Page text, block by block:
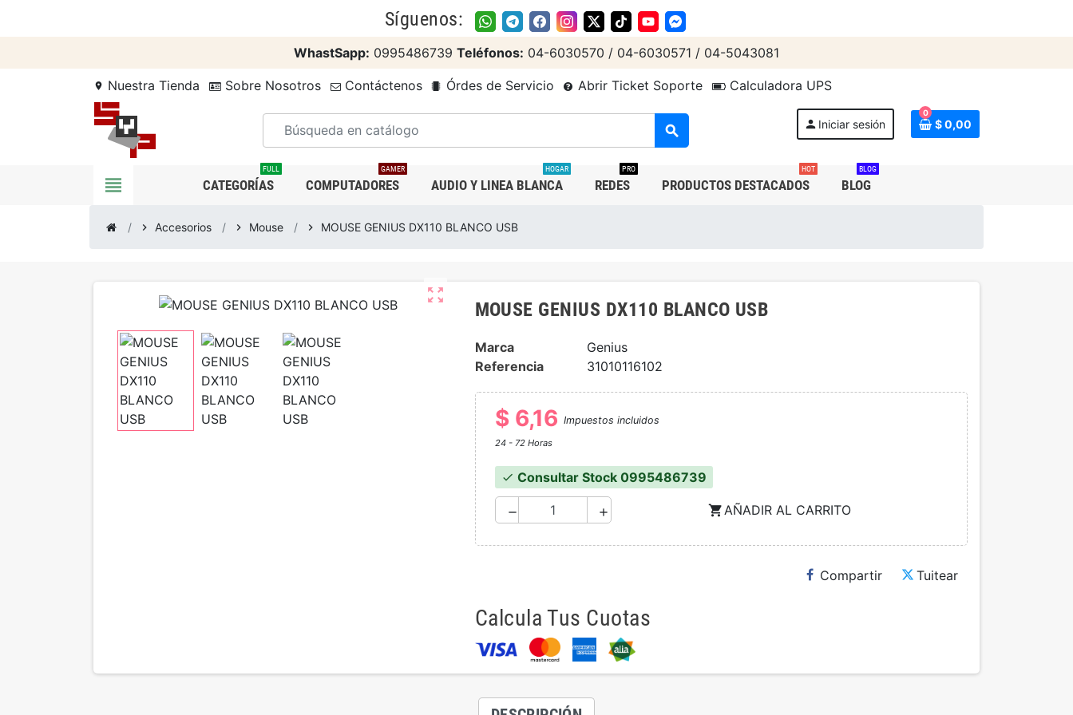
Síguenos:
WhastSapp: 0995486739 Teléfonos: 04-6030570 / 04-6030571 / 04-5043081
location_on Nuestra Tienda Sobre Nosotros Contáctenos Órdes de Servicio Abrir Ticket Soporte Calculadora UPS
search person Iniciar sesión
0
$ 0,00
view_headline CATEGORÍAS
FULL
COMPUTADORES
GAMER
AUDIO Y LINEA BLANCA
HOGAR
REDES
PRO
PRODUCTOS DESTACADOS
HOT
BLOG
BLOG
chevron_right Accesorios chevron_right Mouse chevron_right MOUSE GENIUS DX110 BLANCO USB
zoom_out_map
MOUSE GENIUS DX110 BLANCO USB
Marca
Genius
Referencia
31010116102
$ 6,16Impuestos incluidos
24 - 72 Horas
check Consultar Stock 0995486739
remove add shopping_cart AÑADIR AL CARRITO
Compartir Tuitear
Calcula Tus Cuotas